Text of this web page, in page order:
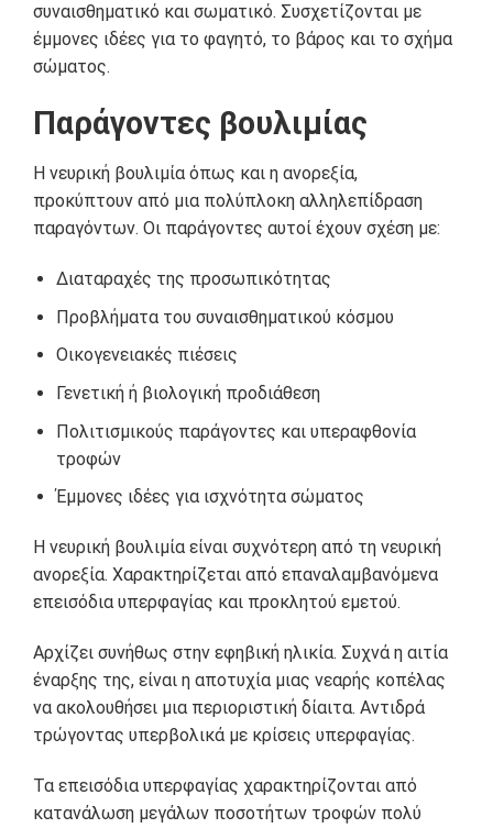
συναισθηματικό και σωματικό. Συσχετίζονται με
έμμονες ιδέες για το φαγητό, το βάρος και το σχήμα
σώματος.
Παράγοντες βουλιμίας
Η νευρική βουλιμία όπως και η ανορεξία,
προκύπτουν από μια πολύπλοκη αλληλεπίδραση
παραγόντων. Οι παράγοντες αυτοί έχουν σχέση με:
Διαταραχές της προσωπικότητας
Προβλήματα του συναισθηματικού κόσμου
Οικογενειακές πιέσεις
Γενετική ή βιολογική προδιάθεση
Πολιτισμικούς παράγοντες και υπεραφθονία
τροφών
Έμμονες ιδέες για ισχνότητα σώματος
Η νευρική βουλιμία είναι συχνότερη από τη νευρική
ανορεξία. Χαρακτηρίζεται από επαναλαμβανόμενα
επεισόδια υπερφαγίας και προκλητού εμετού.
Αρχίζει συνήθως στην εφηβική ηλικία. Συχνά η αιτία
έναρξης της, είναι η αποτυχία μιας νεαρής κοπέλας
να ακολουθήσει μια περιοριστική δίαιτα. Αντιδρά
τρώγοντας υπερβολικά με κρίσεις υπερφαγίας.
Τα επεισόδια υπερφαγίας χαρακτηρίζονται από
κατανάλωση μεγάλων ποσοτήτων τροφών πολύ